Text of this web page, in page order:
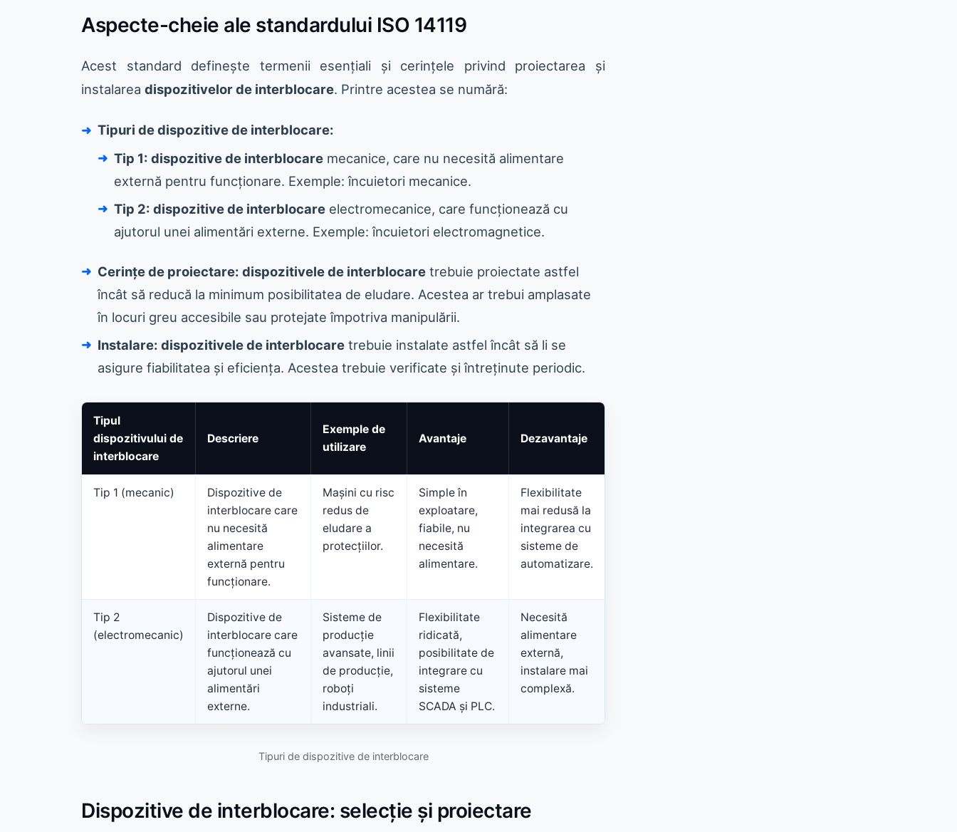
Aspecte-cheie ale standardului ISO 14119
Acest standard definește termenii esențiali și cerințele privind proiectarea și
instalarea dispozitivelor de interblocare. Printre acestea se numără:
Tipuri de dispozitive de interblocare:
Tip 1: dispozitive de interblocare mecanice, care nu necesită alimentare
externă pentru funcționare. Exemple: încuietori mecanice.
Tip 2: dispozitive de interblocare electromecanice, care funcționează cu
ajutorul unei alimentări externe. Exemple: încuietori electromagnetice.
Cerințe de proiectare: dispozitivele de interblocare trebuie proiectate astfel
încât să reducă la minimum posibilitatea de eludare. Acestea ar trebui amplasate
în locuri greu accesibile sau protejate împotriva manipulării.
Instalare: dispozitivele de interblocare trebuie instalate astfel încât să li se
asigure fiabilitatea și eficiența. Acestea trebuie verificate și întreținute periodic.
Tipul
dispozitivului de
interblocare
Descriere
Exemple de
utilizare
Avantaje Dezavantaje
Tip 1 (mecanic)
Dispozitive de
interblocare care
nu necesită
alimentare
externă pentru
funcționare.
Mașini cu risc
redus de
eludare a
protecțiilor.
Simple în
exploatare,
fiabile, nu
necesită
alimentare.
Flexibilitate
mai redusă la
integrarea cu
sisteme de
automatizare.
Tip 2
(electromecanic)
Dispozitive de
interblocare care
funcționează cu
ajutorul unei
alimentări
externe.
Sisteme de
producție
avansate, linii
de producție,
roboți
industriali.
Flexibilitate
ridicată,
posibilitate de
integrare cu
sisteme
SCADA și PLC.
Necesită
alimentare
externă,
instalare mai
complexă.
Tipuri de dispozitive de interblocare
Dispozitive de interblocare: selecție și proiectare